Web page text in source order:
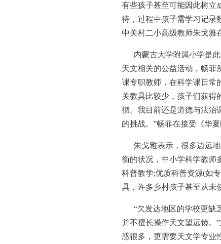
有些孩子甚至可能因此树立
待，过程中孩子需学习记录
中关村二小高级教师朱戈雅
内蒙古大学附属小学是
天文相关的公益活动，畅菲
课专职教师，在科学课日常
关教具比较少，孩子们获得
彻。我目前还是道德与法治
的挑战。”畅菲在接受《华
朱戈雅表示，很多边远
衡的状况，中小学科学教师
科普教学;优质科普资源(如
具，许多乡村孩子甚至从未
“欠发达地区的学校更缺
并不擅长操作天文望远镜。
惑很多，更需要天文学专业